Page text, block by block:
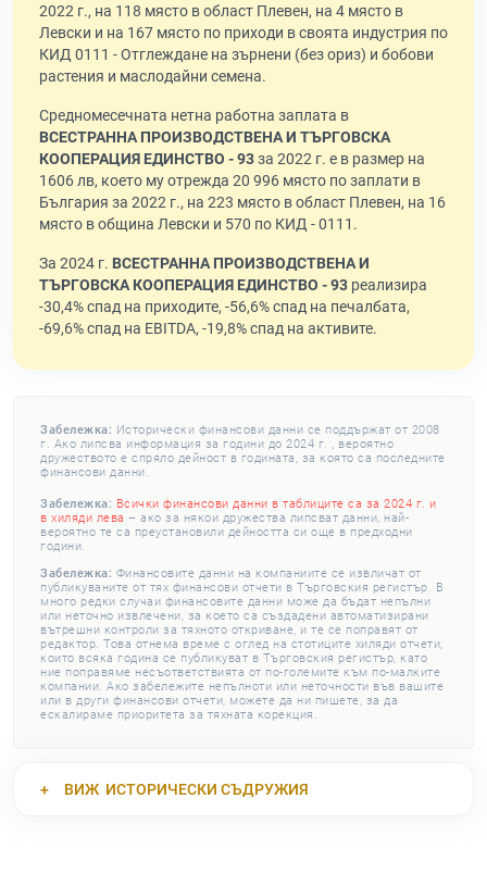
2022 г., на 118 място в област Плевен, на 4 място в
Левски и на 167 място по приходи в своята индустрия по
КИД 0111 - Отглеждане на зърнени (без ориз) и бобови
растения и маслодайни семена.
Средномесечната нетна работна заплата в
ВСЕСТРАННА ПРОИЗВОДСТВЕНА И ТЪРГОВСКА
КООПЕРАЦИЯ ЕДИНСТВО - 93за 2022 г. е в размер на
1606 лв, което му отрежда 20 996 място по заплати в
България за 2022 г., на 223 място в област Плевен, на 16
място в община Левски и 570 по КИД - 0111.
За 2024 г. ВСЕСТРАННА ПРОИЗВОДСТВЕНА И
ТЪРГОВСКА КООПЕРАЦИЯ ЕДИНСТВО - 93 реализира
-30,4% спад на приходите, -56,6% спад на печалбата,
-69,6% спад на EBITDA, -19,8% спад на активите.
Забележка: Исторически финансови данни се поддържат от 2008
г. Ако липсва информация за години до 2024 г. , вероятно
дружеството е спряло дейност в годината, за която са последните
финансови данни.
Забележка: Всички финансови данни в таблиците са за 2024 г. и
в хиляди лева – ако за някои дружества липсват данни, най-
вероятно те са преустановили дейността си още в предходни
години.
Забележка: Финансовите данни на компаниите се извличат от
публикуваните от тях финансови отчети в Търговския регистър. В
много редки случаи финансовите данни може да бъдат непълни
или неточно извлечени, за което са създадени автоматизирани
вътрешни контроли за тяхното откриване, и те се поправят от
редактор. Това отнема време с оглед на стотиците хиляди отчети,
които всяка година се публикуват в Търговския регистър, като
ние поправяме несъответствията от по-големите към по-малките
компании. Ако забележите непълноти или неточности във вашите
или в други финансови отчети, можете да ни пишете, за да
ескалираме приоритета за тяхната корекция.
ВИЖ ИСТОРИЧЕСКИ СЪДРУЖИЯ